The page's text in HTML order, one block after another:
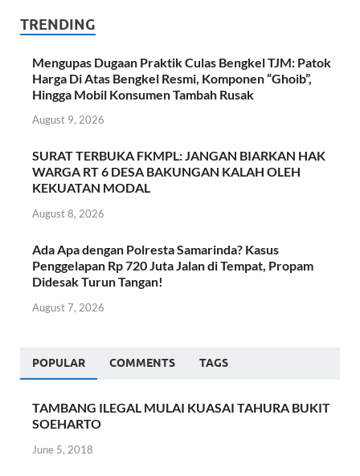
TRENDING
Mengupas Dugaan Praktik Culas Bengkel TJM: Patok
Harga Di Atas Bengkel Resmi, Komponen “Ghoib”,
Hingga Mobil Konsumen Tambah Rusak
August 9, 2026
SURAT TERBUKA FKMPL: JANGAN BIARKAN HAK
WARGA RT 6 DESA BAKUNGAN KALAH OLEH
KEKUATAN MODAL
August 8, 2026
Ada Apa dengan Polresta Samarinda? Kasus
Penggelapan Rp 720 Juta Jalan di Tempat, Propam
Didesak Turun Tangan!
August 7, 2026
POPULAR COMMENTS TAGS
TAMBANG ILEGAL MULAI KUASAI TAHURA BUKIT
SOEHARTO
June 5, 2018